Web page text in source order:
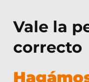
Vale la
correcto